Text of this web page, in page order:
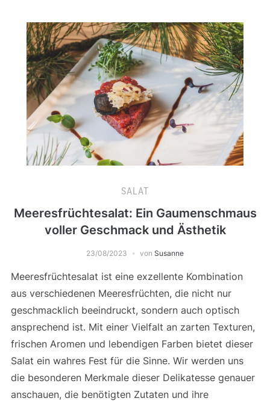
SALAT
Meeresfrüchtesalat: Ein Gaumenschmaus
voller Geschmack und Ästhetik
23/08/2023 von Susanne
Meeresfrüchtesalat ist eine exzellente Kombination
aus verschiedenen Meeresfrüchten, die nicht nur
geschmacklich beeindruckt, sondern auch optisch
ansprechend ist. Mit einer Vielfalt an zarten Texturen,
frischen Aromen und lebendigen Farben bietet dieser
Salat ein wahres Fest für die Sinne. Wir werden uns
die besonderen Merkmale dieser Delikatesse genauer
anschauen, die benötigten Zutaten und ihre